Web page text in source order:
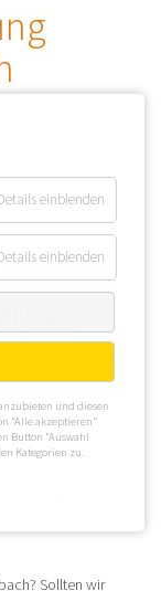
Roth, wo sich
Sollten wir
einblenden
einblenden
und diesen
“Alle akzeptieren”
Button “Auswahl
Kategorien zu.